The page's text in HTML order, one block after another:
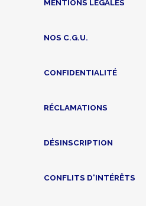
MENTIONS LÉGALES
NOS C.G.U.
CONFIDENTIALITÉ
RÉCLAMATIONS
DÉSINSCRIPTION
CONFLITS D'INTÉRÊTS